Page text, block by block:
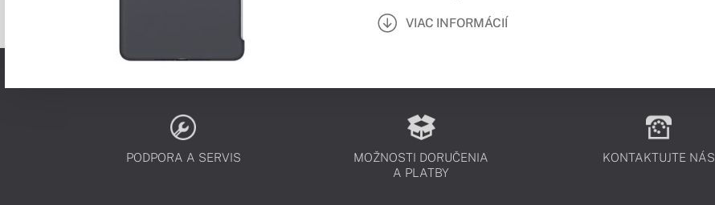
VIAC INFORMÁCIÍ
PODPORA A SERVIS
MOŽNOSTI DORUČENIA
A PLATBY
KONTAKTUJTE NÁS